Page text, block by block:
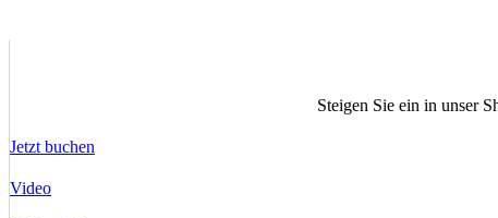
Steigen Sie ein in unser
Jetzt buchen
Video